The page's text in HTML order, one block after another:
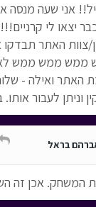
בעליל!! אני שעה
יצאו לי
צוות האתר
ממש ממש ממש
האתר ואילה -
וניתן לעבור
בראל
המשחק. אכן זה